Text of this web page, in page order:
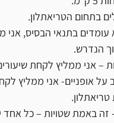
בתחום הטריאתלון.
בתנאי הבסיס, אני
הנדרש.
– אני ממליץ לקחת
על אופניים- אני ממליץ
באמת שטויות – כל אחד